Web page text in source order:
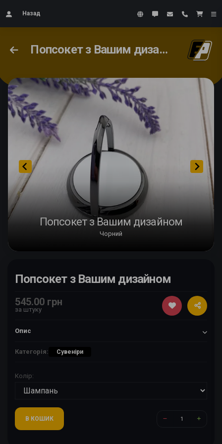
Назад
Попсокет з Вашим дизайном
Попсокет з Вашим дизайном
Чорний
Попсокет з Вашим дизайном
545.00 грн
за штуку
Опис
Категорія: Сувеніри
Колір:
В КОШИК